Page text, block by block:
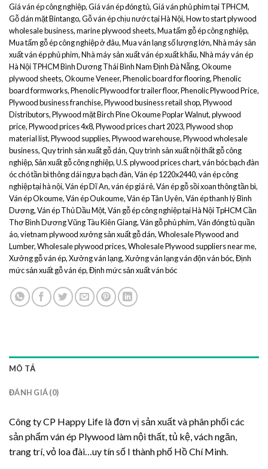
Giá ván ép công nghiệp,Giá ván ép đóng tủ,Giá ván phủ phim tại TPHCM,
Gỗ dán mặt Bintango,Gỗ ván ép chịu nước tại Hà Nội,How to start plywood
wholesale business,marine plywood sheets,Mua tấm gỗ ép công nghiệp,
Mua tấm gỗ ép công nghiệp ở đâu,Mua ván lạng số lượng lớn,Nhà máy sản
xuất ván ép phủ phim,Nhà máy sản xuất ván ép xuất khẩu,Nhà máy ván ép
Hà Nội TPHCM Bình Dương Thái Bình Nam Định Đà Nẵng,Okoume
plywood sheets,Okoume Veneer,Phenolic board for flooring,Phenolic
board formworks,Phenolic Plywood for trailer floor,Phenolic Plywood Price,
Plywood business franchise,Plywood business retail shop,Plywood
Distributors,Plywood mặt Birch Pine Okoume Poplar Walnut,plywood
price,Plywood prices 4x8,Plywood prices chart 2023,Plywood shop
material list,Plywood supplies,Plywood warehouse,Plywood wholesale
business,Quy trình sản xuất gỗ dán,Quy trình sản xuất nội thất gỗ công
nghiệp,Sản xuất gỗ công nghiệp,U.S. plywood prices chart,ván bóc bạch đàn
óc chó tần bì thông dái ngựa bạch đàn,Ván ép 1220x2440,ván ép công
nghiệp tại hà nội,Ván ép Dĩ An,ván ép giá rẻ,Ván ép gỗ sồi xoan thông tần bì,
Ván ép Okoume,Ván ép Oukoume,Ván ép Tân Uyên,Ván ép thanh lý Bình
Dương,Ván ép Thủ Dầu Một,Ván gỗ ép công nghiệp tại Hà Nội TpHCM Cần
Thơ Bình Dương Vũng Tàu Kiên Giang,Ván gỗ phủ phim,Ván đóng tủ quần
áo,vietnam plywood xưởng sản xuất gỗ dán,Wholesale Plywood and
Lumber,Wholesale plywood prices,Wholesale Plywood suppliers near me,
Xưởng gỗ ván ép,Xưởng ván lạng,Xưởng ván lạng ván độn ván bóc,Định
mức sản xuất gỗ ván ép,Định mức sản xuất ván bóc
MÔ TẢ
ĐÁNH GIÁ (0)
Công ty CP Happy Life là đơn vị sản xuất và phân phối các
sản phẩm ván ép Plywood làm nội thất, tủ kệ, vách ngăn,
trang trí, vỏ loa đài…uy tín số I thành phố Hồ Chí Minh.